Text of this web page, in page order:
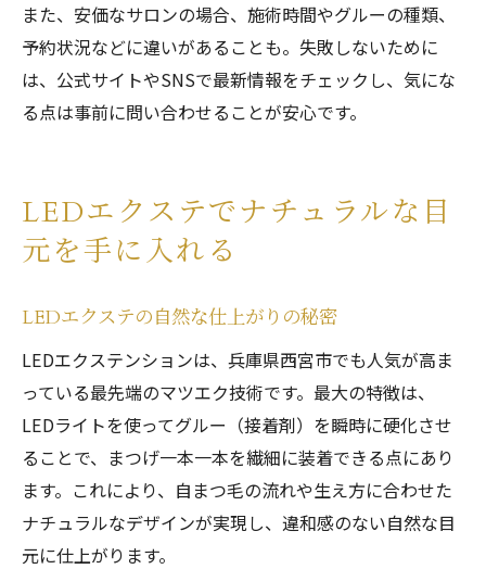
また、安価なサロンの場合、施術時間やグルーの種類、
予約状況などに違いがあることも。失敗しないために
は、公式サイトやSNSで最新情報をチェックし、気にな
る点は事前に問い合わせることが安心です。
LEDエクステでナチュラルな目
元を手に入れる
LEDエクステの自然な仕上がりの秘密
LEDエクステンションは、兵庫県西宮市でも人気が高ま
っている最先端のマツエク技術です。最大の特徴は、
LEDライトを使ってグルー（接着剤）を瞬時に硬化させ
ることで、まつげ一本一本を繊細に装着できる点にあり
ます。これにより、自まつ毛の流れや生え方に合わせた
ナチュラルなデザインが実現し、違和感のない自然な目
元に仕上がります。